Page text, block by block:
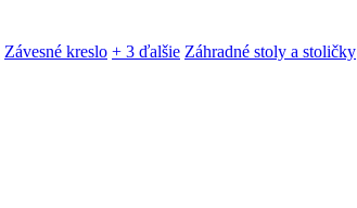
Závesné kreslo + 3 ďalšie Záhradné stoly a stoličky